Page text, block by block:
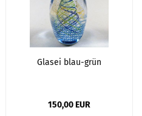
Glasei blau-grün
150,00 EUR